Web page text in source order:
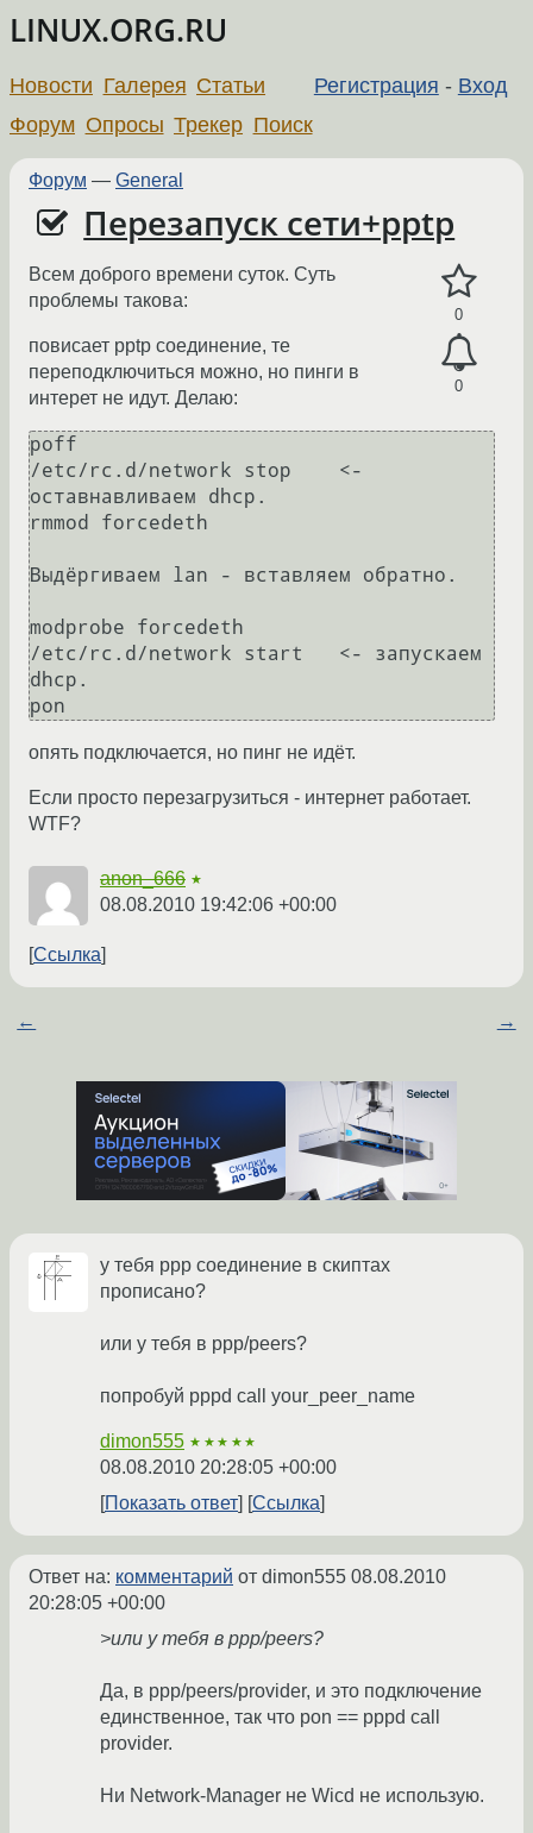
LINUX.ORG.RU
Регистрация - Вход
Новости Галерея Статьи
Форум Опросы Трекер Поиск
Форум — General
Перезапуск сети+pptp
0
0
Всем доброго времени суток. Суть
проблемы такова:
повисает pptp соединение, те
переподключиться можно, но пинги в
интерет не идут. Делаю:
poff
/etc/rc.d/network stop    <-
оставнавливаем dhcp.
rmmod forcedeth
Выдёргиваем lan - вставляем обратно.
modprobe forcedeth
/etc/rc.d/network start   <- запускаем
dhcp.
pon
опять подключается, но пинг не идёт.
Если просто перезагрузиться - интернет работает.
WTF?
anon_666 ★
08.08.2010 19:42:06 +00:00
Ссылка
← →
у тебя ppp соединение в скиптах
прописано?
или у тебя в ppp/peers?
попробуй pppd call your_peer_name
dimon555 ★★★★★
08.08.2010 20:28:05 +00:00
Показать ответ
Ссылка
Ответ на: комментарий от dimon555 08.08.2010
20:28:05 +00:00
>или у тебя в ppp/peers?
Да, в ppp/peers/provider, и это подключение
единственное, так что pon == pppd call
provider.
Ни Network-Manager не Wicd не использую.